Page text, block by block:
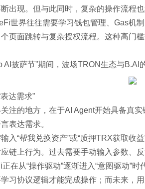
出现。但与此同时，复杂的操作流程
世界往往需要学习钱包管理、Gas机
页面跳转与复杂授权流程。这种高门
AI披萨节”期间，波场TRON生态与
达需求”
注的地方，在于AI Agent开始具备真
表达需求。
入“帮我兑换资产”或“质押TRX获取收
链上行为。过去需要手动输入参数、
在从“操作驱动”逐渐进入“意图驱动”时
习协议逻辑才能完成操作；而未来，